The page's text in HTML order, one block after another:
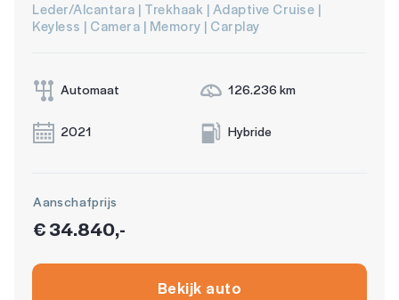
Leder/Alcantara | Trekhaak | Adaptive Cruise |
Keyless | Camera | Memory | Carplay
Automaat 126.236 km
2021 Hybride
Aanschafprijs
€ 34.840,-
Bekijk auto